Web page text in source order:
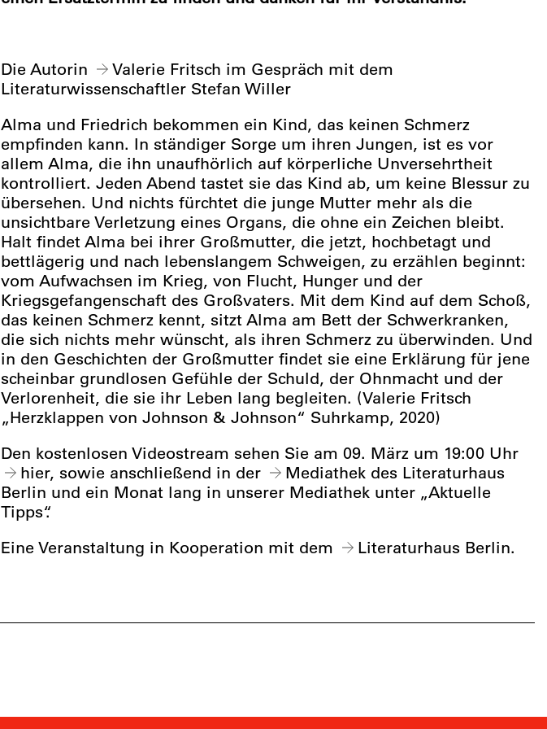
Die Autorin Valerie Fritsch im Gespräch mit dem
Literaturwissenschaftler Stefan Willer
Alma und Friedrich bekommen ein Kind, das keinen Schmerz
empfinden kann. In ständiger Sorge um ihren Jungen, ist es vor
allem Alma, die ihn unaufhörlich auf körperliche Unversehrtheit
kontrolliert. Jeden Abend tastet sie das Kind ab, um keine Blessur zu
übersehen. Und nichts fürchtet die junge Mutter mehr als die
unsichtbare Verletzung eines Organs, die ohne ein Zeichen bleibt.
Halt findet Alma bei ihrer Großmutter, die jetzt, hochbetagt und
bettlägerig und nach lebenslangem Schweigen, zu erzählen beginnt:
vom Aufwachsen im Krieg, von Flucht, Hunger und der
Kriegsgefangenschaft des Großvaters. Mit dem Kind auf dem Schoß,
das keinen Schmerz kennt, sitzt Alma am Bett der Schwerkranken,
die sich nichts mehr wünscht, als ihren Schmerz zu überwinden. Und
in den Geschichten der Großmutter findet sie eine Erklärung für jene
scheinbar grundlosen Gefühle der Schuld, der Ohnmacht und der
Verlorenheit, die sie ihr Leben lang begleiten. (Valerie Fritsch
„Herzklappen von Johnson & Johnson“ Suhrkamp, 2020)
Den kostenlosen Videostream sehen Sie am 09. März um 19:00 Uhr
hier, sowie anschließend in der Mediathekdes Literaturhaus
Berlin und ein Monat lang in unserer Mediathek unter „Aktuelle
Tipps“.
Eine Veranstaltung in Kooperation mit dem
Literaturhaus Berlin.